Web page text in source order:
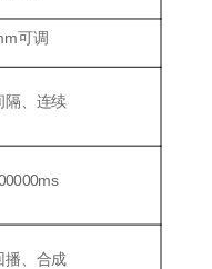
可调
隔、连续
000ms
播、合成